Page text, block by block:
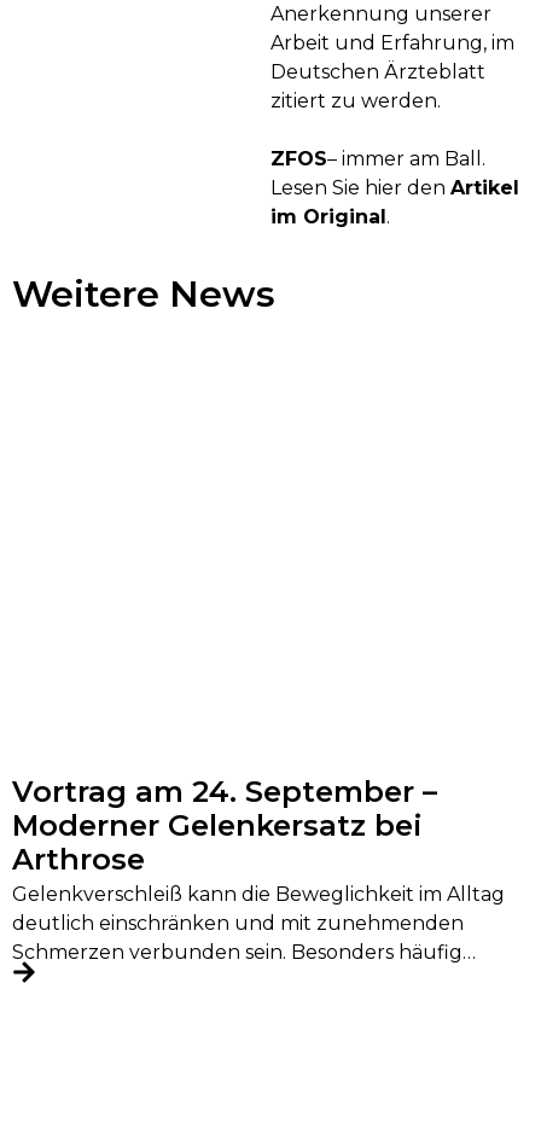
Anerkennung unserer
Arbeit und Erfahrung, im
Deutschen Ärzteblatt
zitiert zu werden.
ZFOS– immer am Ball.
Lesen Sie hier den Artikel
im Original.
Weitere News
Vortrag am 24. September –
Moderner Gelenkersatz bei
Arthrose
Gelenkverschleiß kann die Beweglichkeit im Alltag
deutlich einschränken und mit zunehmenden
Schmerzen verbunden sein. Besonders häufig
betroffen sind Hüfte, Knie...